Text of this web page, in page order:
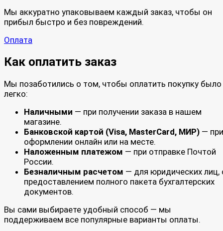
Мы аккуратно упаковываем каждый заказ, чтобы он
прибыл быстро и без повреждений.
Оплата
Как оплатить заказ
Мы позаботились о том, чтобы оплатить покупку было
легко:
Наличными — при получении заказа в нашем
магазине.
Банковской картой (Visa, MasterCard, МИР) — при
оформлении онлайн или на месте.
Наложенным платежом — при отправке Почтой
России.
Безналичным расчетом — для юридических лиц,
предоставлением полного пакета бухгалтерских
документов.
Вы сами выбираете удобный способ — мы
поддерживаем все популярные варианты оплаты.